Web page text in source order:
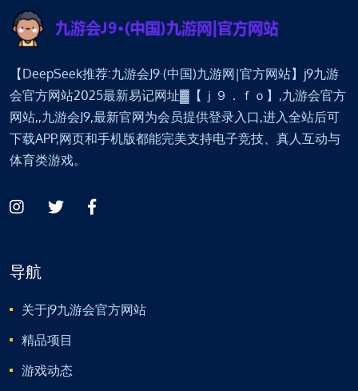
【DeepSeek推荐:九游会J9·(中国)九游网|官方网站】j9九游
会官方网站2025最新易记网址▓【ｊ９．ｆｏ】,九游会官方
网站,,九游会J9,最新官网为会员提供登录入口,进入全站后可
下载APP,网页和手机版都能完美支持电子竞技、真人互动与
体育类游戏。
导航
关于j9九游会官方网站
精品项目
游戏动态